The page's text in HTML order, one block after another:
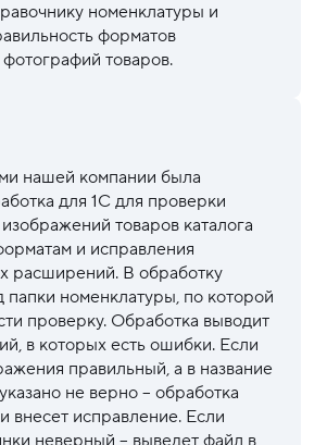
номенклатуры и
форматов
товаров.
нашей компании была
для 1С для проверки
изображений товаров каталога
и исправления
расширений. В обработку
папки номенклатуры, по которой
проверку. Обработка выводит
в которых есть ошибки. Если
правильный, а в название
не верно – обработка
внесет исправление. Если
неверный – выведет файл в